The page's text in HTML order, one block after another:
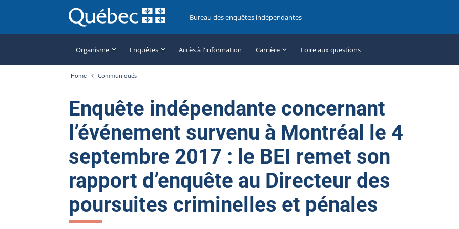
Bureau des enquêtes indépendantes
Organisme Enquêtes Accès à l'information Carrière Foire aux questions
Home Communiqués
Enquête indépendante concernant
l’événement survenu à Montréal le 4
septembre 2017 : le BEI remet son
rapport d’enquête au Directeur des
poursuites criminelles et pénales